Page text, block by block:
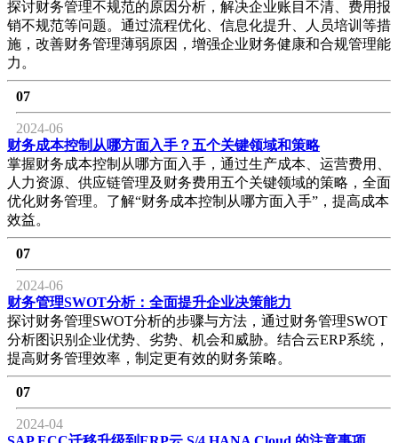
探讨财务管理不规范的原因分析，解决企业账目不清、费用报
销不规范等问题。通过流程优化、信息化提升、人员培训等措
施，改善财务管理薄弱原因，增强企业财务健康和合规管理能
力。
07
2024-06
财务成本控制从哪方面入手？五个关键领域和策略
掌握财务成本控制从哪方面入手，通过生产成本、运营费用、
人力资源、供应链管理及财务费用五个关键领域的策略，全面
优化财务管理。了解“财务成本控制从哪方面入手”，提高成本
效益。
07
2024-06
财务管理SWOT分析：全面提升企业决策能力
探讨财务管理SWOT分析的步骤与方法，通过财务管理SWOT
分析图识别企业优势、劣势、机会和威胁。结合云ERP系统，
提高财务管理效率，制定更有效的财务策略。
07
2024-04